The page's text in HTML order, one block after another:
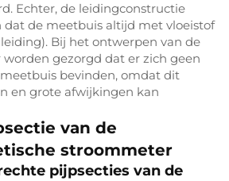
Echter, de leidingconstructie
dat de meetbuis altijd met vloeistof
Bij het ontwerpen van de
gezorgd dat er zich geen
bevinden, omdat dit
en grote afwijkingen kan
van de
stroommeter
pijpsecties van de